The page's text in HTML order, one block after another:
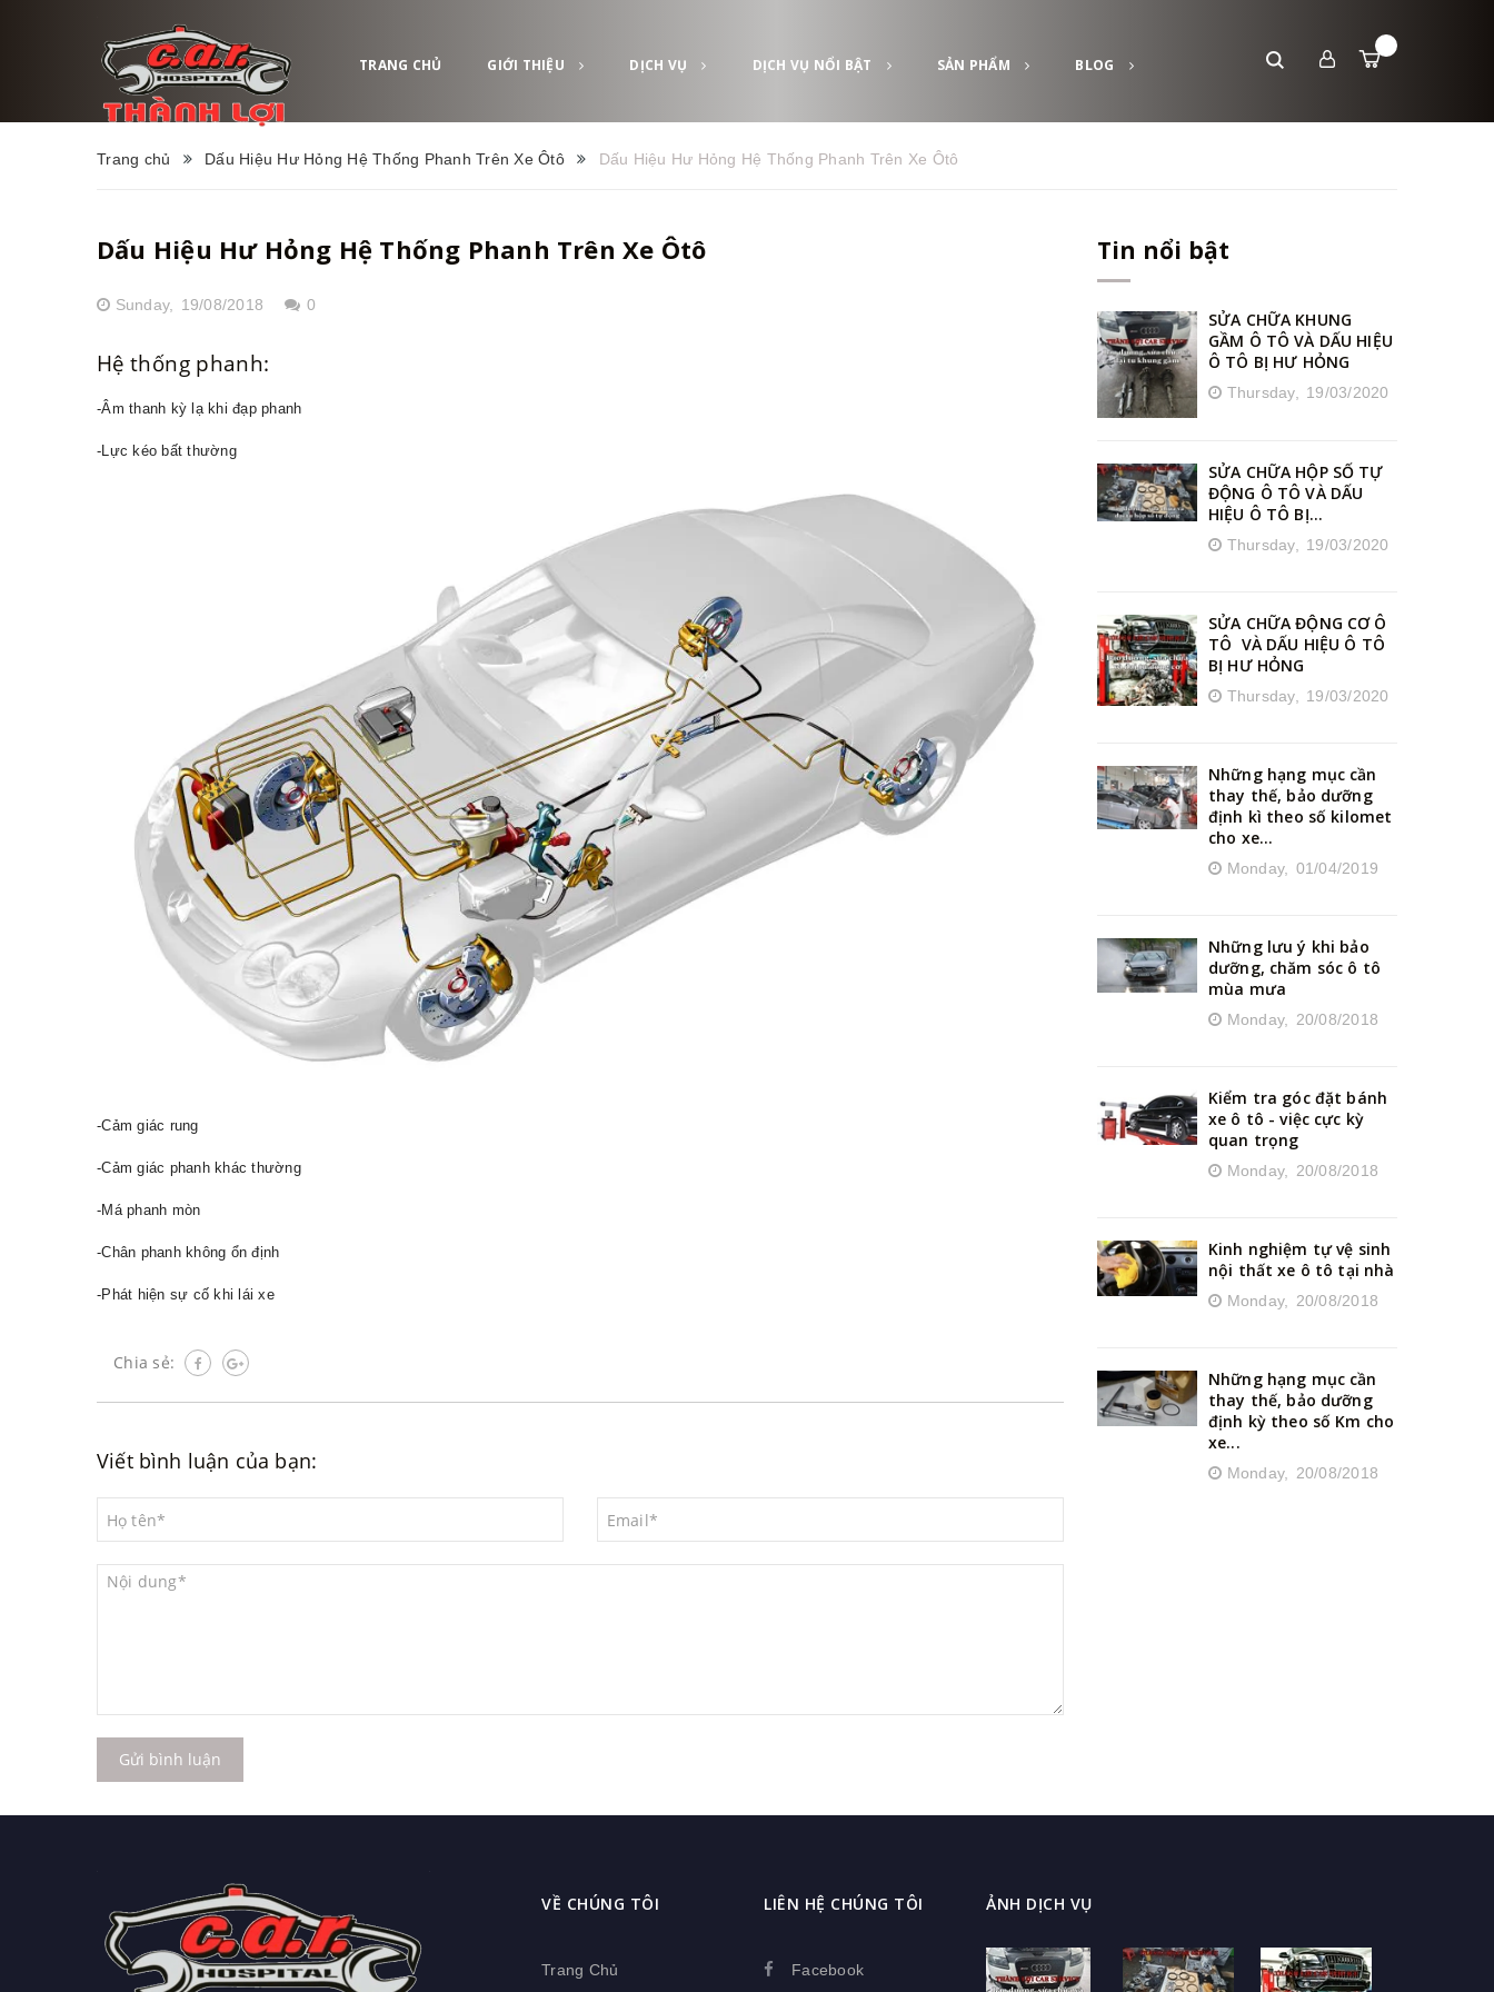
TRANG CHỦ GIỚI THIỆU DỊCH VỤ DỊCH VỤ NỔI BẬT SẢN PHẨM BLOG
Trang chủ Dấu Hiệu Hư Hỏng Hệ Thống Phanh Trên Xe Ôtô Dấu Hiệu Hư Hỏng Hệ Thống Phanh Trên Xe Ôtô
Dấu Hiệu Hư Hỏng Hệ Thống Phanh Trên Xe Ôtô
Sunday, 19/08/2018 0
Hệ thống phanh:
-Âm thanh kỳ lạ khi đạp phanh
-Lực kéo bất thường
-Cảm giác rung
-Cảm giác phanh khác thường
-Má phanh mòn
-Chân phanh không ổn định
-Phát hiện sự cố khi lái xe
Chia sẻ:
Viết bình luận của bạn:
Gửi bình luận
Tin nổi bật
SỬA CHỮA KHUNG
GẦM Ô TÔ VÀ DẤU HIỆU
Ô TÔ BỊ HƯ HỎNG
Thursday, 19/03/2020
SỬA CHỮA HỘP SỐ TỰ
ĐỘNG Ô TÔ VÀ DẤU
HIỆU Ô TÔ BỊ...
Thursday, 19/03/2020
SỬA CHỮA ĐỘNG CƠ Ô
TÔ VÀ DẤU HIỆU Ô TÔ
BỊ HƯ HỎNG
Thursday, 19/03/2020
Những hạng mục cần
thay thế, bảo dưỡng
định kì theo số kilomet
cho xe...
Monday, 01/04/2019
Những lưu ý khi bảo
dưỡng, chăm sóc ô tô
mùa mưa
Monday, 20/08/2018
Kiểm tra góc đặt bánh
xe ô tô - việc cực kỳ
quan trọng
Monday, 20/08/2018
Kinh nghiệm tự vệ sinh
nội thất xe ô tô tại nhà
Monday, 20/08/2018
Những hạng mục cần
thay thế, bảo dưỡng
định kỳ theo số Km cho
xe...
Monday, 20/08/2018
VỀ CHÚNG TÔI
Trang Chủ
LIÊN HỆ CHÚNG TÔI
Facebook
ẢNH DỊCH VỤ